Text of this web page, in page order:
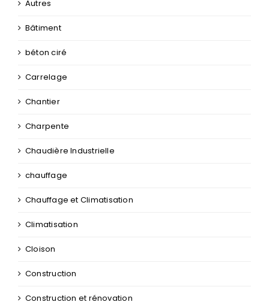
Autres
Bâtiment
béton ciré
Carrelage
Chantier
Charpente
Chaudière Industrielle
chauffage
Chauffage et Climatisation
Climatisation
Cloison
Construction
Construction et rénovation